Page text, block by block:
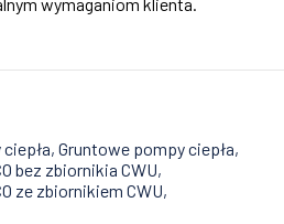
Gruntowe pompy ciepła
bez zbiornikia CWU
ze zbiornikiem CWU